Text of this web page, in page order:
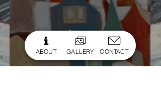
série
cRYSLER
ABOUT GALLERY CONTACT